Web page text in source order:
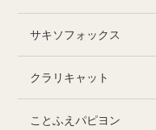
サキソフォックス
クラリキャット
ことふえパピヨン